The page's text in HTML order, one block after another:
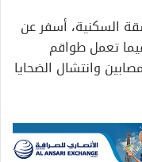
السكنية، أسفر عن
تعمل طواقم
وانتشال الضحايا